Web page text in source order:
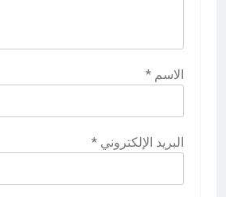
الاسم *
البريد الإلكتروني *